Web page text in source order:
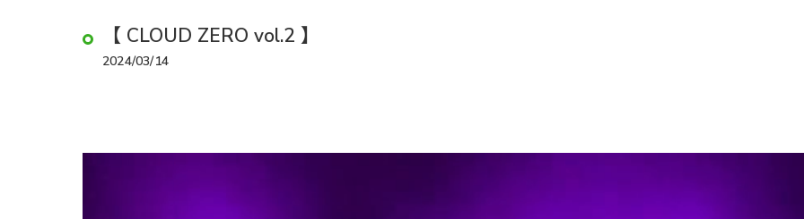
【 CLOUD ZERO vol.2 】
2024/03/14